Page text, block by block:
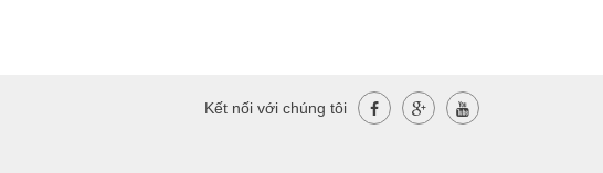
Kết nối với chúng tôi